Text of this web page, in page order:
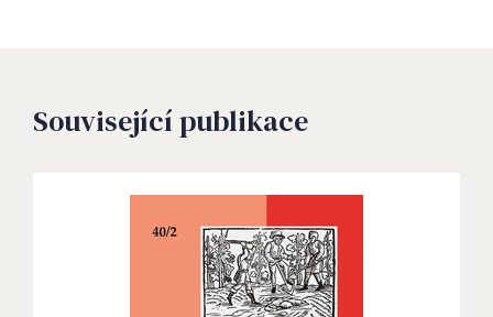
Související publikace